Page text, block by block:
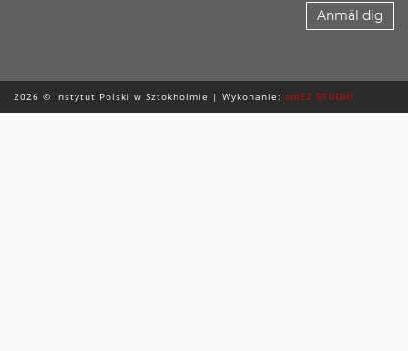
Anmäl dig
2026 © Instytut Polski w Sztokholmie | Wykonanie: sm32 STUDIO